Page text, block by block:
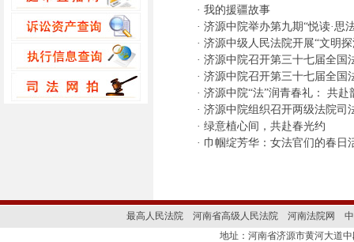
· 我的援疆故事
· 济源中院举办第九期“悦读·思
· 济源中级人民法院开展“文明
· 济源中院召开第三十七届全国
· 济源中院召开第三十七届全国
· 济源中院“法”润青春礼： 共
· 济源中院组织召开两级法院司
· 绿意植心间，共赴春光约
· 巾帼绽芳华：女法官们的春日
最高人民法院 河南省高级人民法院 河南法院网
地址：河南省济源市黄河大道